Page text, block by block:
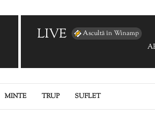
LIVE Ascultă în Winamp
MINTE TRUP SUFLET